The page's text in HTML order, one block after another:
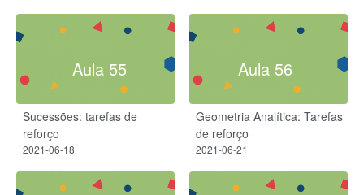
Aula 55
Sucessões: tarefas de
reforço
2021-06-18
Aula 56
Geometria Analítica: Tarefas
de reforço
2021-06-21